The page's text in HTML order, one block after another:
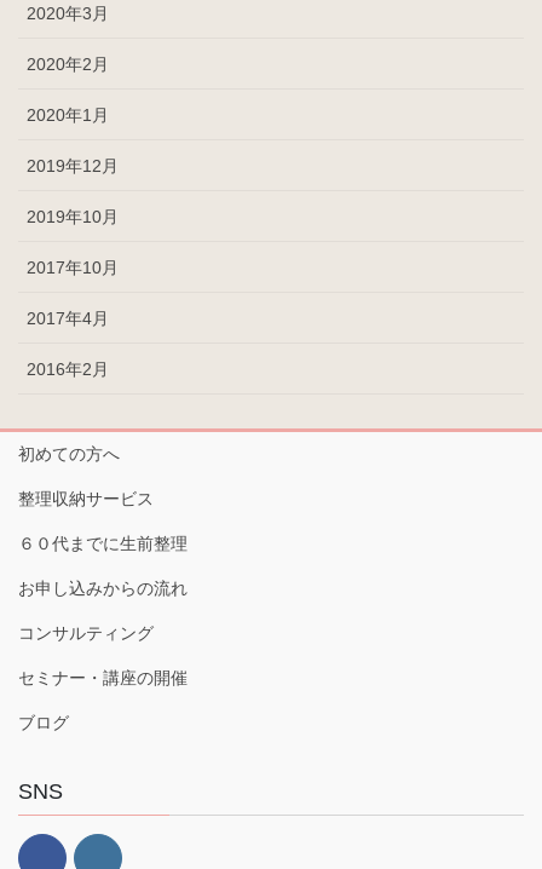
2020年3月
2020年2月
2020年1月
2019年12月
2019年10月
2017年10月
2017年4月
2016年2月
初めての方へ
整理収納サービス
６０代までに生前整理
お申し込みからの流れ
コンサルティング
セミナー・講座の開催
ブログ
SNS